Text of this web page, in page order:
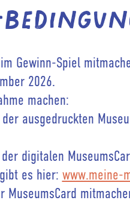
Gewinn-Spiel
2026.
machen:
ausgedruckten
digitalen
es hier: www.meine-
MuseumsCard